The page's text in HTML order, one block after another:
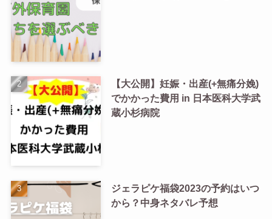
【大公開】妊娠・出産(+無痛分娩)
でかかった費用 in 日本医科大学武
蔵小杉病院
ジェラピケ福袋2023の予約はいつ
から？中身ネタバレ予想